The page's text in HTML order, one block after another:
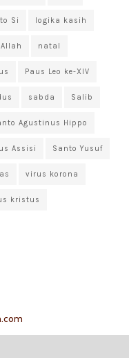
Si logika kasih
natal
Paus Leo ke-XIV
sabda Salib
Agustinus Hippo
Assisi Santo Yusuf
virus korona
kristus